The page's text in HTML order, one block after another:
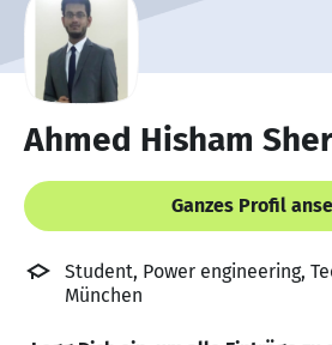
Ahmed Hisham
Ganzes Profil
Student, Power engineering,
München